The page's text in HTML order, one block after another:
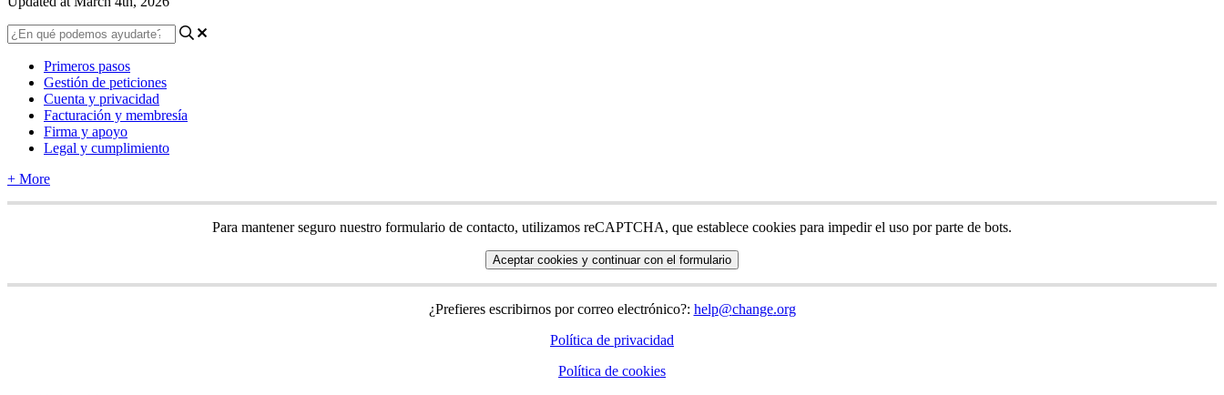
Primeros pasos
Gestión de peticiones
Cuenta y privacidad
Facturación y membresía
Firma y apoyo
Legal y cumplimiento
+ More
Para mantener seguro nuestro formulario de contacto, utilizamos reCAPTCHA, que establece cookies para impedir el uso por parte de bots.
Aceptar cookies y continuar con el formulario
¿Prefieres escribirnos por correo electrónico?: help@change.org
Política de privacidad
Política de cookies